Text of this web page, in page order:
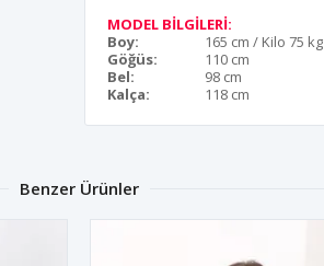
MODEL BİLGİLERİ:
Boy:
165 cm / Kilo 75 kg
Göğüs:
110 cm
Bel:
98 cm
Kalça:
118 cm
Benzer Ürünler